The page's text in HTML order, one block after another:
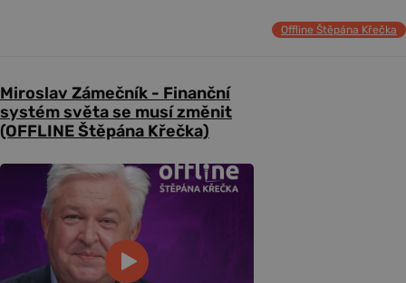
Offline Štěpána Křečka
Miroslav Zámečník - Finanční
systém světa se musí změnit
(OFFLINE Štěpána Křečka)